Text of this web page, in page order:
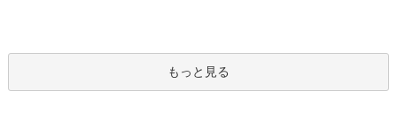
もっと見る